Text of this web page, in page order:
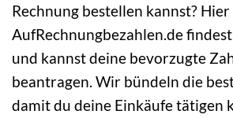
Rechnung bestellen kannst? Hier
AufRechnungbezahlen.de
und kannst deine bevorzugte
beantragen. Wir bündeln die
damit du deine Einkäufe tätigen